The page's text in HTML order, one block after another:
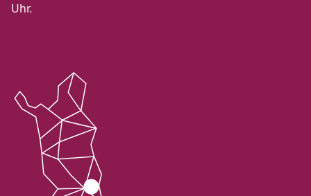
Uhr.